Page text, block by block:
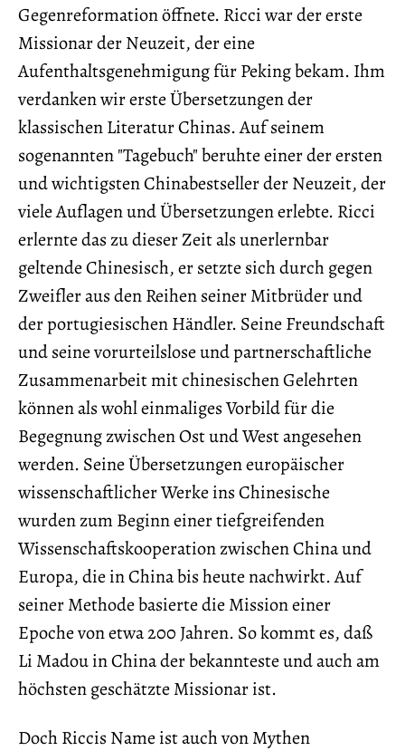
Gegenreformation öffnete. Ricci war der erste
Missionar der Neuzeit, der eine
Aufenthaltsgenehmigung für Peking bekam. Ihm
verdanken wir erste Übersetzungen der
klassischen Literatur Chinas. Auf seinem
sogenannten "Tagebuch" beruhte einer der ersten
und wichtigsten Chinabestseller der Neuzeit, der
viele Auflagen und Übersetzungen erlebte. Ricci
erlernte das zu dieser Zeit als unerlernbar
geltende Chinesisch, er setzte sich durch gegen
Zweifler aus den Reihen seiner Mitbrüder und
der portugiesischen Händler. Seine Freundschaft
und seine vorurteilslose und partnerschaftliche
Zusammenarbeit mit chinesischen Gelehrten
können als wohl einmaliges Vorbild für die
Begegnung zwischen Ost und West angesehen
werden. Seine Übersetzungen europäischer
wissenschaftlicher Werke ins Chinesische
wurden zum Beginn einer tiefgreifenden
Wissenschaftskooperation zwischen China und
Europa, die in China bis heute nachwirkt. Auf
seiner Methode basierte die Mission einer
Epoche von etwa 200 Jahren. So kommt es, daß
Li Madou in China der bekannteste und auch am
höchsten geschätzte Missionar ist.
Doch Riccis Name ist auch von Mythen